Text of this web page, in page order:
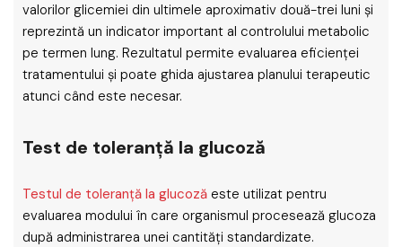
valorilor glicemiei din ultimele aproximativ două-trei luni și
reprezintă un indicator important al controlului metabolic
pe termen lung. Rezultatul permite evaluarea eficienței
tratamentului și poate ghida ajustarea planului terapeutic
atunci când este necesar.
Test de toleranță la glucoză
Testul de toleranță la glucoză este utilizat pentru
evaluarea modului în care organismul procesează glucoza
după administrarea unei cantități standardizate.